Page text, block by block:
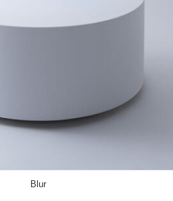
Disguise